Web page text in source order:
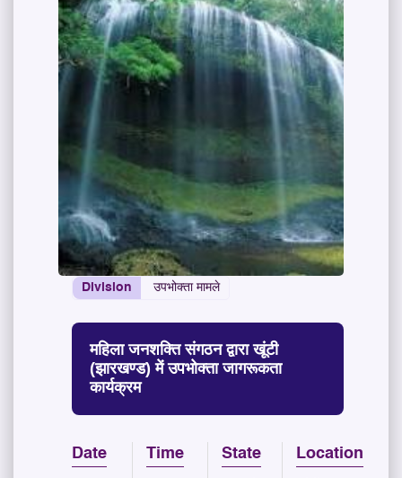
Division उपभोक्ता मामले
महिला जनशक्ति संगठन द्वारा खूंटी
(झारखण्ड) में उपभोक्ता जागरूकता
कार्यक्रम
Date Time State Location